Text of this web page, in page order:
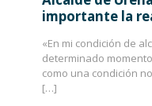
importante la
«En mi condición de
determinado
como una condición
[…]